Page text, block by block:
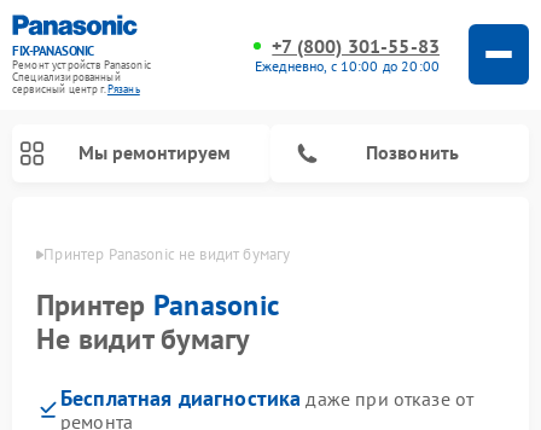
FIX-PANASONIC
Ремонт устройств Panasonic
Специализированный
cервисный центр г.Рязань
+7 (800) 301-55-83
Ежедневно, с 10:00 до 20:00
Мы ремонтируем Позвонить
Принтер Panasonic не видит бумагу
Принтер Panasonic
Не видит бумагу
Бесплатная диагностика даже при отказе от
ремонта